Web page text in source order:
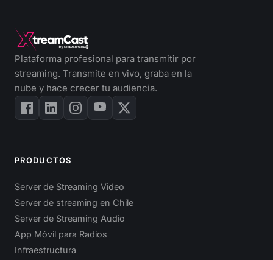
Plataforma profesional para transmitir por
streaming. Transmite en vivo, graba en la
nube y hace crecer tu audiencia.
PRODUCTOS
Server de Streaming Video
Server de streaming en Chile
Server de Streaming Audio
App Móvil para Radios
Infraestructura